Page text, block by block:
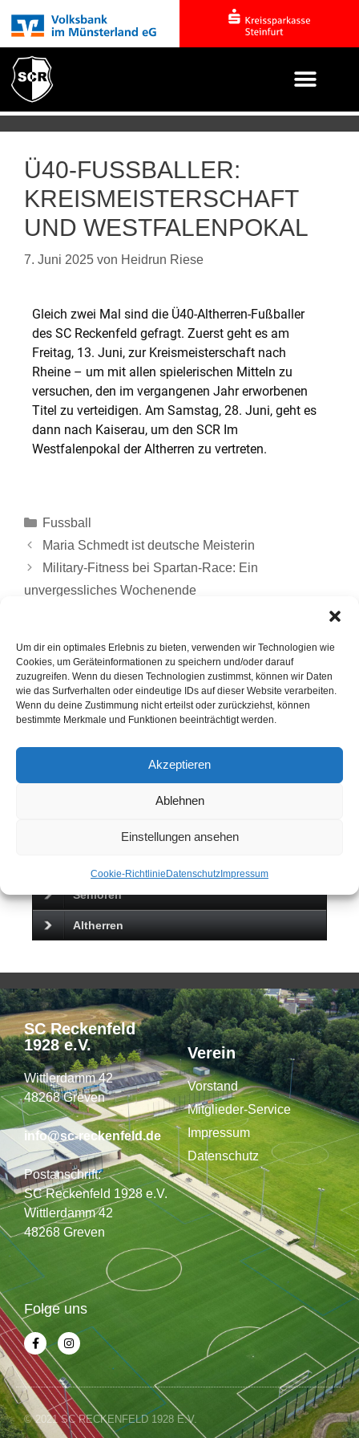
Um dir ein optimales Erlebnis zu bieten, verwenden wir Technologien wie
Cookies, um Geräteinformationen zu speichern und/oder darauf
zuzugreifen. Wenn du diesen Technologien zustimmst, können wir Daten
wie das Surfverhalten oder eindeutige IDs auf dieser Website verarbeiten.
Wenn du deine Zustimmung nicht erteilst oder zurückziehst, können
bestimmte Merkmale und Funktionen beeinträchtigt werden.
Akzeptieren
Ablehnen
Einstellungen ansehen
Cookie-RichtlinieDatenschutzImpressum
Ü40-FUSSBALLER: K
REISMEISTERSCHAFT U
ND WESTFALENPOKAL
7. Juni 2025 von Heidrun Riese
Gleich zwei Mal sind die Ü40-Altherren-Fußballer
des SC Reckenfeld gefragt. Zuerst geht es am
Freitag, 13. Juni, zur Kreismeisterschaft nach
Rheine – um mit allen spielerischen Mitteln zu
versuchen, den im vergangenen Jahr erworbenen
Titel zu verteidigen. Am Samstag, 28. Juni, geht es
dann nach Kaiserau, um den SCR Im
Westfalenpokal der Altherren zu vertreten.
Fussball
Maria Schmedt ist deutsche Meisterin
Military-Fitness bei Spartan-Race: Ein
unvergessliches Wochenende
Senioren
Altherren
SC Reckenfeld
1928 e.V.
Wittlerdamm 42
48268 Greven
info@sc-reckenfeld.de
Postanschrift:
SC Reckenfeld 1928 e.V.
Wittlerdamm 42
48268 Greven
Verein
Vorstand
Mitglieder-Service
Impressum
Datenschutz
Folge uns
© 2021 SC RECKENFELD 1928 E.V.